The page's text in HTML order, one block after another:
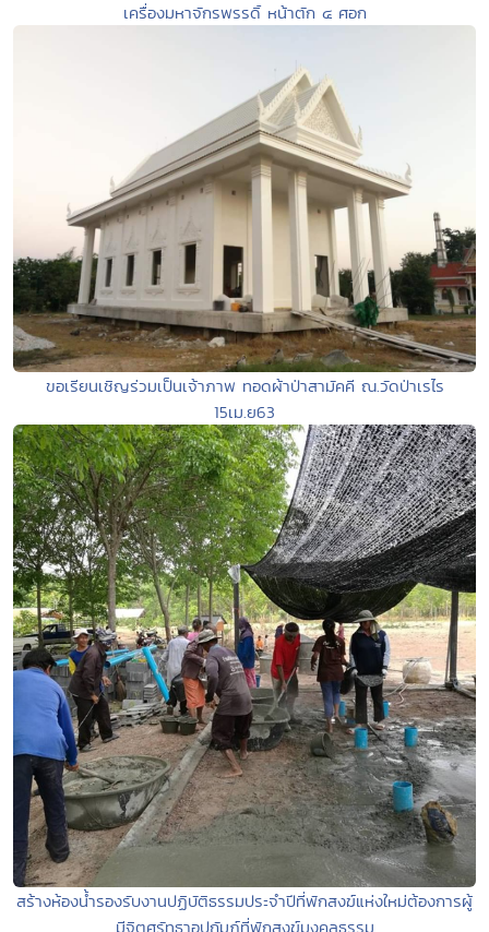
เครื่องมหาจักรพรรดิ์ หน้าตัก ๔ ศอก
ขอเรียนเชิญร่วมเป็นเจ้าภาพ ทอดผ้าป่าสามัคคี ณ.วัดป่าเรไร
15เม.ย63
สร้างห้องน้ำรองรับงานปฏิบัติธรรมประจำปีที่พักสงฆ์แห่งใหม่ต้องการผู้
มีจิตศรัทธาอุปถัมภ์ที่พักสงฆ์มงคลธรรม